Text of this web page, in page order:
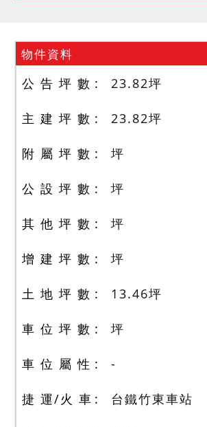
物件資料
公 告 坪 數 23.82坪
主 建 坪 數 23.82坪
附 屬 坪 數 坪
公 設 坪 數 坪
其 他 坪 數 坪
增 建 坪 數 坪
土 地 坪 數 13.46坪
車 位 坪 數 坪
車 位 屬 性 -
捷 運/火 車 台鐵竹東車站